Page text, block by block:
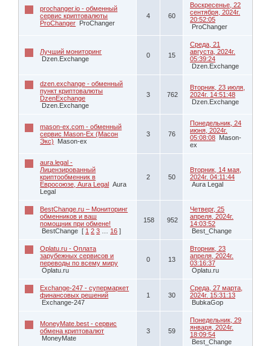
prochanger.io - обменный
сервис криптовалюты
ProChanger ProChanger
4 60
Воскресенье, 22
сентября, 2024г.
20:52:05
ProChanger
Лучший мониторинг
Dzen.Exchange
0 15
Среда, 21
августа, 2024г.
05:39:24
Dzen.Exchange
dzen.exchange - обменный
пункт криптовалюты
DzenExchange
Dzen.Exchange
3 762
Вторник, 23 июля,
2024г. 14:51:48
Dzen.Exchange
mason-ex.com - обменный
сервис Mason-Ex (Масон
Экс)
Mason-ex
3 76
Понедельник, 24
июня, 2024г.
05:08:08 Mason-
ex
aura.legal -
Лицензированный
криптообменник в
Евросоюзе, Aura Legal Aura
Legal
2 50
Вторник, 14 мая,
2024г. 04:11:44
Aura Legal
BestChange.ru – Мониторинг
обменников и ваш
помощник при обмене!
BestChange [ 1 2 3 16 ]
158 952
Четверг, 25
апреля, 2024г.
14:03:52
Best_Change
Oplatu.ru - Оплата
зарубежных сервисов и
переводы по всему миру
Oplatu.ru
0 13
Вторник, 23
апреля, 2024г.
03:16:37
Oplatu.ru
Exchange-247 - супермаркет
финансовых решений
Exchange-247
1 30
Среда, 27 марта,
2024г. 15:31:13
BubkaGop
MoneyMate.best - сервис
обмена криптовалют
MoneyMate
3 59
Понедельник, 29
января, 2024г.
18:09:54
Best_Change